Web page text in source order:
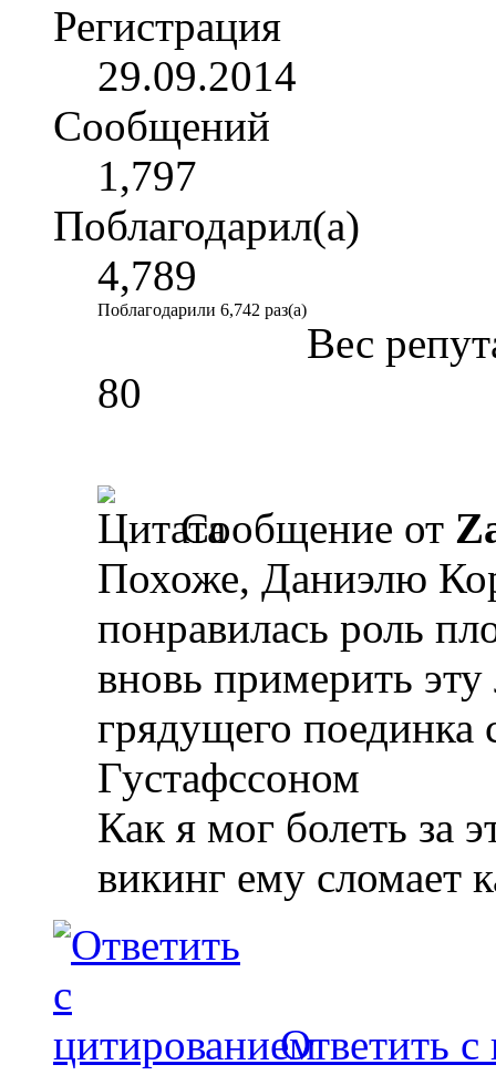
Регистрация
29.09.2014
Сообщений
1,797
Поблагодарил(а)
4,789
Поблагодарили 6,742 раз(а)
Вес
80
Сообщение от
Похоже, Даниэлю
понравилась роль
вновь примерить
грядущего поединка
Густафссоном
Как я мог болеть за
викинг ему сломает
Ответить с